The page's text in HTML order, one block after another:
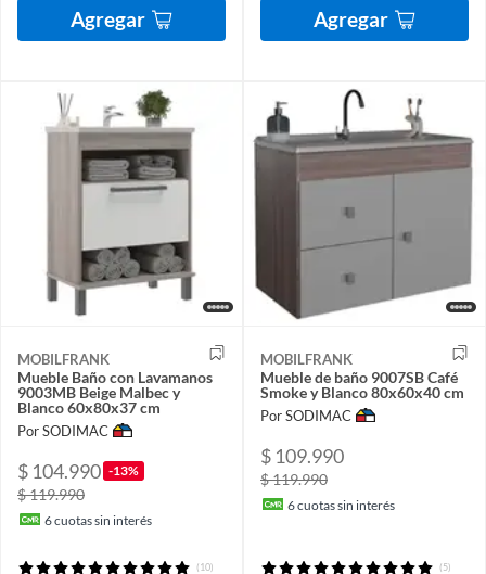
Agregar Agregar
MOBILFRANK
Mueble Baño con Lavamanos
9003MB Beige Malbec y
Blanco 60x80x37 cm
Por SODIMAC
$ 104.990 -13%
$ 119.990
6cuotas sin interés
(10)
MOBILFRANK
Mueble de baño 9007SB Café
Smoke y Blanco 80x60x40 cm
Por SODIMAC
$ 109.990
$ 119.990
6cuotas sin interés
(5)